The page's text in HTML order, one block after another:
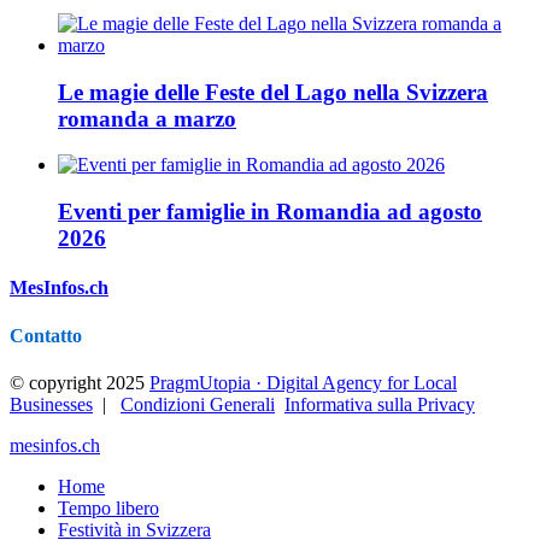
Le magie delle Feste del Lago nella Svizzera
romanda a marzo
Eventi per famiglie in Romandia ad agosto
2026
MesInfos.ch
Contatto
© copyright 2025 PragmUtopia · Digital Agency for Local
Businesses | Condizioni Generali Informativa sulla Privacy
mesinfos.ch
Home
Tempo libero
Festività in Svizzera